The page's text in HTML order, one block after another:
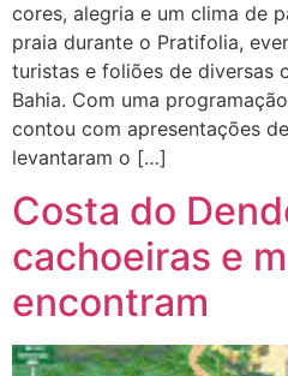
cores, alegria e um clima de
praia durante o Pratifolia,
turistas e foliões de diversas
Bahia. Com uma
contou com apresentações
levantaram o […]
Costa do
cachoeiras e
encontram